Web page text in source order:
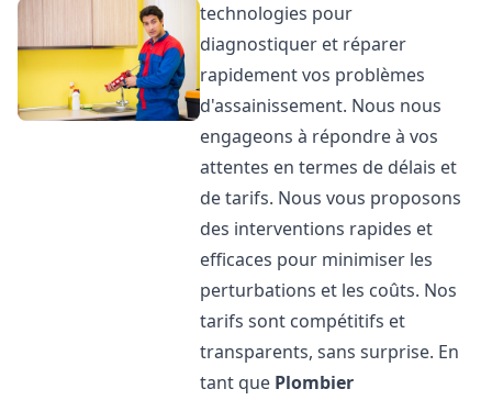
technologies pour
diagnostiquer et réparer
rapidement vos problèmes
d'assainissement. Nous nous
engageons à répondre à vos
attentes en termes de délais et
de tarifs. Nous vous proposons
des interventions rapides et
efficaces pour minimiser les
perturbations et les coûts. Nos
tarifs sont compétitifs et
transparents, sans surprise. En
tant que Plombier